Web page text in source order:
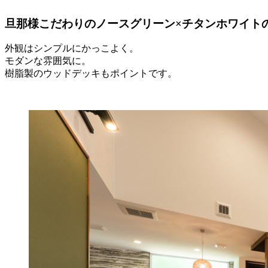
旦那様こだわりのノースグリーン×チタンホワイト
外観はシンプルにかっこよく。
モダンな雰囲気に。
樹脂製のウッドデッキもポイントです。